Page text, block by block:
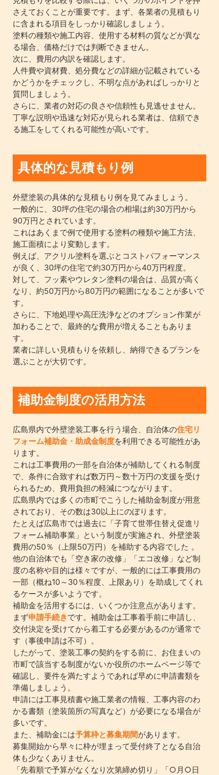
さえておくことが重要です。まず、各業者の見積もり
に含まれる項目をしっかり確認しましょう。
塗料の種類や施工内容、使用する材料の質などが異な
る場合、価格だけでは判断できません。
次に、費用の内訳を確認します。
人件費や資材費、処分費などの詳細が記載されている
かどうかをチェックし、不明な点があればしっかりと
質問しましょう。
さらに、業者の対応の良さや信頼性も見逃せません。
丁寧な説明や迅速な対応が見られる業者は、信頼でき
る施工をしてくれる可能性が高いです。
具体的な見積もり例
外壁塗装の具体的な見積もり例を見てみましょう。
一般的に、30坪の住宅の場合の相場は約30万円から
90万円とされています。
これはあくまで例で使用する塗料の種類や施工方法、
施工面積により変動します。
例えば、アクリル塗料を選ぶとコストパフォーマンス
が良く、30坪の住宅で約30万円から40万円程度。
対して、フッ素やウレタン塗料の場合は、品質が高く
なり、約50万円から80万円の範囲になることが多いで
す。
さらに、下地処理や高圧洗浄などのオプション作業が
加わることで、最終的な費用が増えることもありま
す。
業者に詳しい見積もりを依頼し、納得できるプランを
選ぶことが大切です。
補助金制度の活用方法
広島県内で外壁塗装工事を行う場合、自治体の住宅リ
フォーム補助金・助成金制度を利用できる可能性があ
ります。
これは工事費用の一部を自治体が補助してくれる制度
で、条件に合致すれば数万円～数十万円の支援を受け
られるため、費用負担の軽減につながります。
広島県内では多くの市町でこうした補助金制度が用意
されており、その数は30以上にのぼります。
たとえば広島市では過去に「子育て世帯住替え促進リ
フォーム補助事業」という制度が実施され、外壁塗装
費用の50％（上限50万円）を補助する内容でした 。
他の自治体でも「空き家の改修」「エコ改修」など制
度の名称や目的は様々ですが、一般的には工事費用の
一部（概ね10～30％程度、上限あり）を助成してくれ
るケースが多いようです。
補助金を活用するには、いくつか注意点があります。
まず申請手続きです。補助金は工事着手前に申請し、
交付決定を受けてから着工する必要があるのが通常で
す（事後申請は不可）。
したがって、塗装工事の契約をする前に、お住まいの
市町で該当する制度がないか役所のホームページ等で
確認し、要件を満たすようであれば早めに申請書類を
準備しましょう。
申請には工事見積書や施工業者の情報、工事内容のわ
かる書類（塗装箇所の写真など）が必要になる場合が
多いです。
また、補助金には予算枠と募集期間があります。
募集開始から早々に枠が埋まって受付終了となる自治
体も少なくありません。
「先着順で予算がなくなり次第締め切り」「○月○日